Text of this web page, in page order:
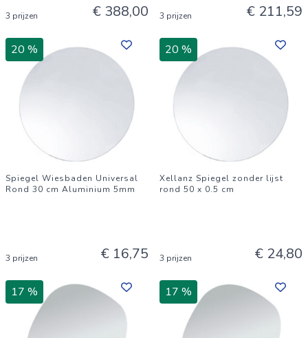
3 prijzen € 388,00 3 prijzen € 211,59
20 %
Spiegel Wiesbaden Universal
Rond 30 cm Aluminium 5mm
3 prijzen € 16,75
20 %
Xellanz Spiegel zonder lijst
rond 50 x 0.5 cm
3 prijzen € 24,80
17 % 17 %